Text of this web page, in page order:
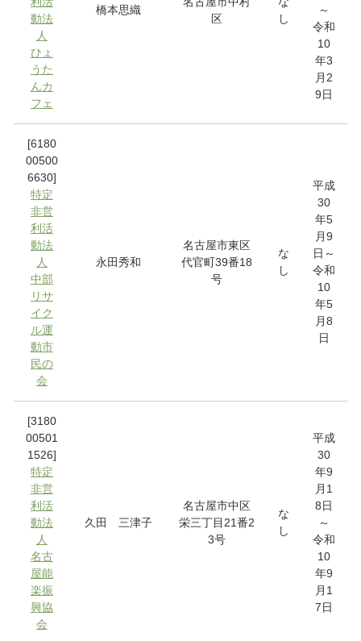
動法
人
ひょ
うた
んカ
フェ
橋本思織
区
し
～
令和
10
年3
月2
9日
[6180
00500
6630]
特定
非営
利活
動法
人
中部
リサ
イク
ル運
動市
民の
会
永田秀和
名古屋市東区
代官町39番18
号
な
し
平成
30
年5
月9
日～
令和
10
年5
月8
日
[3180
00501
1526]
特定
非営
利活
動法
人
名古
屋能
楽振
興協
会
久田 三津子
名古屋市中区
栄三丁目21番2
3号
な
し
平成
30
年9
月1
8日
～
令和
10
年9
月1
7日